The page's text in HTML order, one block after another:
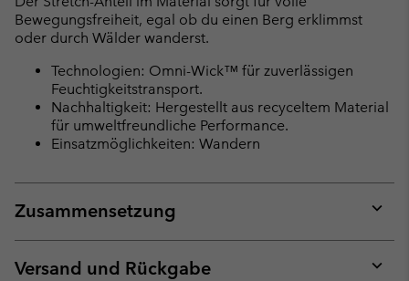
Bewegungsfreiheit, egal ob du einen Berg erklimmst
oder durch Wälder wanderst.
Technologien: Omni-Wick™ für zuverlässigen
Feuchtigkeitstransport.
Nachhaltigkeit: Hergestellt aus recyceltem Material
für umweltfreundliche Performance.
Einsatzmöglichkeiten: Wandern
Zusammensetzung
or
Versand und Rückgabe